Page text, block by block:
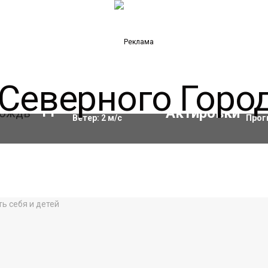
11°C Влажность:97%
Ветер: 2м/с